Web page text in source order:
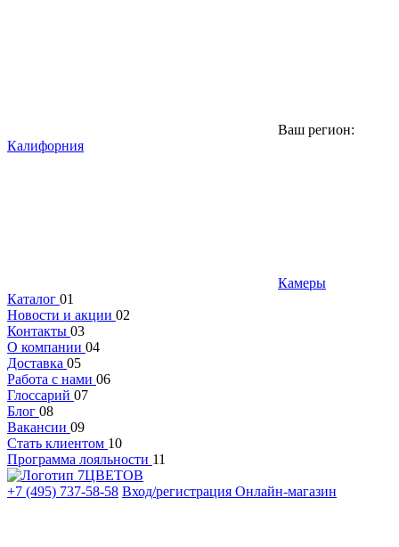
Ваш регион:
Калифорния
Камеры
Каталог 01
Новости и акции 02
Контакты 03
О компании 04
Доставка 05
Работа с нами 06
Глоссарий 07
Блог 08
Вакансии 09
Стать клиентом 10
Программа лояльности 11
+7 (495) 737-58-58 Вход/регистрация Онлайн-магазин